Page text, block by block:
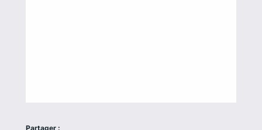
Partager :